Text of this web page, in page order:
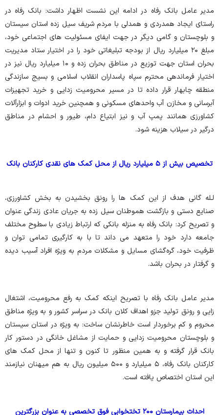
مدیر عامل بانک رفاه در ادامه این نشست اظهار داشت: بانک رفاه در
راستای ایجاد همدردی و همدلی با مردم شریف سیل زده استان سیستان
و بلوچستان و گامی دیگر در جهت ایفای مسئولیت های اجتماعی خود،
مبلغ ۲۰ میلیارد ریال از بودجه تبلیغاتی خود را در اختیار ستاد مدیریت
بحران استان جهت توزیع در مناطق بحران زده و ۱۰ میلیارد ریال نیز در
اختیار فرماندهی محترم سپاه پاسداران انقلاب اسلامی و بسیج سازندگی
منطقه چابهار قرار داده تا در مسیر محرومیت زدایی و خرید تجهیزات
آبرسانی و مخازن آب واحدهای مسکونی و همچنین خرید ادوات و ابزارآلات
کشاورزی همانند پمپ آب و نیز ابتیاع دام، طیور و احشام در مناطق
درگیر در سیلاب هزینه شود.
تخصیص بیش از ۵ میلیارد ریال از محل کمک های نقدی کارکنان بانک
لـله گانی هدف از این کمک ها را رونق بخشیدن به بخش کشاورزی،
صنایع دستی و بازگشت هموطنان سیل زده به جریان عادی زندگی عنوان
و تصریح کرد: بانک رفاه به منزله بانکی که ارتباط زیادی با سطوح مختلف
جامعه دارد خود را متعهد می داند تا با به کارگیری تمامی توان و
ظرفیت خود، گره‌گشای مسایل و مشکلات مردم به ویژه افراد آسیب دیده
و گرفتار در بحران باشد.
مدیر عامل بانک رفاه با تصریح اینکه کمک به رفع محرومیت، اشتغال
زایی و رونق تولید جزو اهداف کلان بانک در سراسر کشور و به ویژه مناطق
محروم و کم برخوردار است خاطرنشان ساخت: به ویژه در استان سیستان
و بلوچستان محرومیت زدایی و حمایت از مشاغل خانگی در دستور کار
بانک قرار گرفته و به همین منظور تا کنون و تنها از محل کمک های
کارکنان بانک رفاه، ۵ میلیارد و ۵۰۰ میلیون ریال به هم میهنان نیازمند
این استان اختصاص یافته است.
احداث بیمارستان ۲۰۰ تختخوابی فوق تخصصی به عنوان بزرگترین